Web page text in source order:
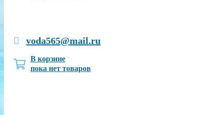
voda565@mail.ru
В корзине
пока нет товаров